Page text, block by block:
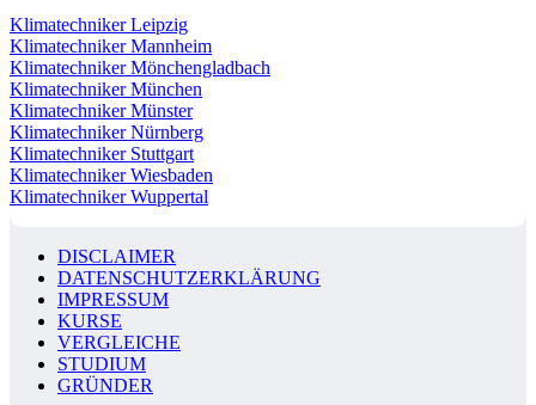
Klimatechniker Leipzig
Klimatechniker Mannheim
Klimatechniker Mönchengladbach
Klimatechniker München
Klimatechniker Münster
Klimatechniker Nürnberg
Klimatechniker Stuttgart
Klimatechniker Wiesbaden
Klimatechniker Wuppertal
DISCLAIMER
DATENSCHUTZERKLÄRUNG
IMPRESSUM
KURSE
VERGLEICHE
STUDIUM
GRÜNDER